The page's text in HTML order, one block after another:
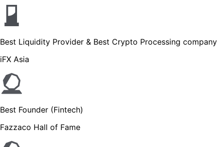
Best Liquidity Provider & Best Crypto Processing company
iFX Asia
Best Founder (Fintech)
Fazzaco Hall of Fame